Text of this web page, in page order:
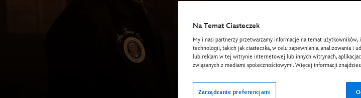
Na Temat Ciasteczek
My i nasi partnerzy przetwarzamy informacje na temat użytkowników,
technologii, takich jak ciasteczka, w celu zapewniania, analizowania i
lub reklam w tej witrynie internetowej lub innych witrynach,
związanych z mediami społecznościowymi. Więcej informacji
Zarządzanie preferencjami